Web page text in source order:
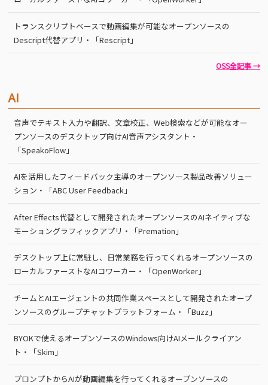
トランスクリプトベースで動画編集が可能なオープンソースの
Descript代替アプリ・「Rescript」
OSS全記事 →
AI
音声でテキスト入力や翻訳、文章校正、Web検索などが可能なオー
プンソースのデスクトップ向けAI音声アシスタント・
「SpeakoFlow」
AIを活用したフィードバック主導のオープンソース製品改善ソリュー
ション・「ABC User Feedback」
After Effects代替として開発されたオープンソースのAIネイティブな
モーショングラフィックアプリ・「Premation」
デスクトップ上に常駐し、日常業務を行ってくれるオープンソースの
ローカルファーストなAIコワーカー・「OpenWorker」
チームとAIエージェントの共同作業スペースとして開発されたオープ
ンソースのグループチャットプラットフォーム・「Buzz」
BYOKで使えるオープンソースのWindows向けAIメールクライアン
ト・「Skim」
プロンプトからAIが動画編集を行ってくれるオープンソースの